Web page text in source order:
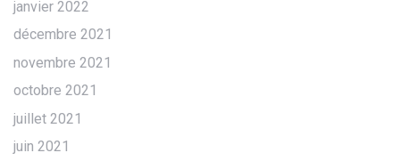
janvier 2022
décembre 2021
novembre 2021
octobre 2021
juillet 2021
juin 2021